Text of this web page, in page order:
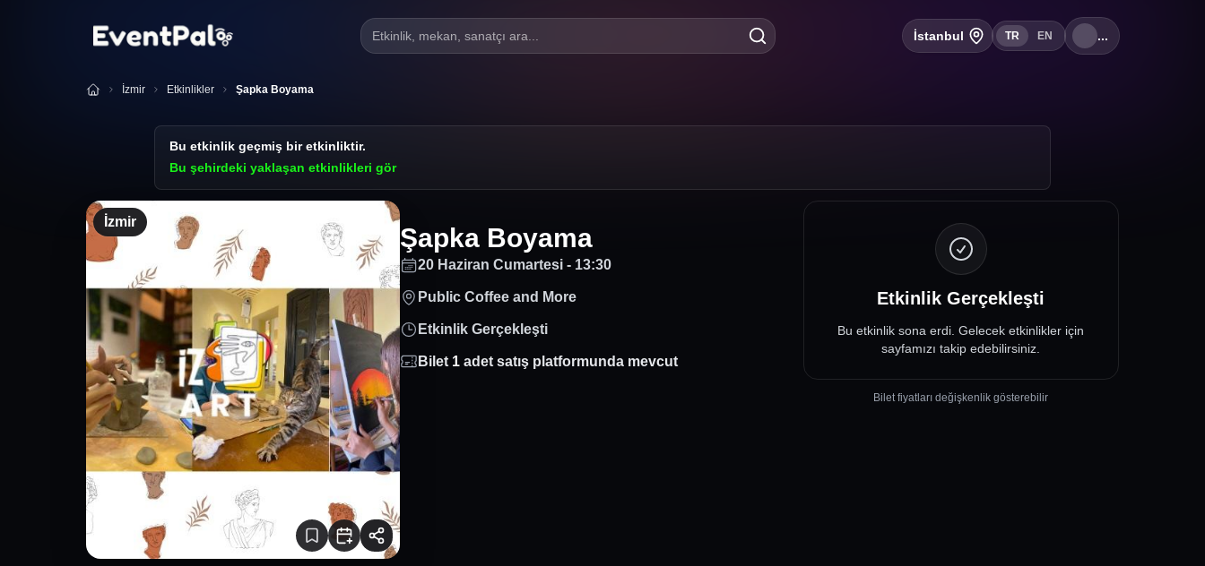
Etkinlik, mekan, sanatçı ara... İstanbul TR EN ...
İzmir Etkinlikler Şapka Boyama
Bu etkinlik geçmiş bir etkinliktir.
Bu şehirdeki yaklaşan etkinlikleri gör
İzmir
Şapka Boyama
20 Haziran Cumartesi - 13:30
Public Coffee and More
Etkinlik Gerçekleşti
Bilet 1 adet satış platformunda mevcut
Etkinlik Gerçekleşti
Bu etkinlik sona erdi. Gelecek etkinlikler için
sayfamızı takip edebilirsiniz.
Bilet fiyatları değişkenlik gösterebilir